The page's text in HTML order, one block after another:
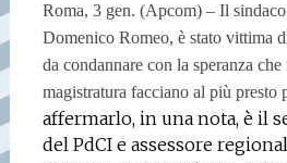
Roma, 3 gen. (Apcom) – Il
Domenico Romeo, è stato vittima
da condannare con la speranza
magistratura facciano al più presto
affermarlo, in una nota, è il
del PdCI e assessore